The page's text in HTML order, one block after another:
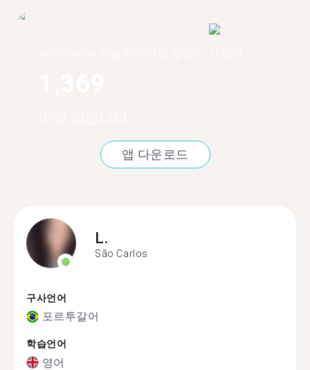
앱 다운로드
L.
São Carlos
구사언어
포르투갈어
학습언어
영어